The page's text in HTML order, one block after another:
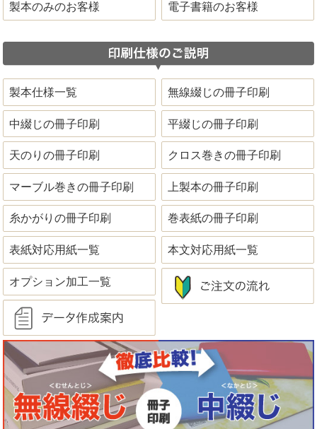
製本のみのお客様 電子書籍のお客様
製本仕様一覧 無線綴じの冊子印刷
中綴じの冊子印刷 平綴じの冊子印刷
天のりの冊子印刷 クロス巻きの冊子印刷
マーブル巻きの冊子印刷 上製本の冊子印刷
糸かがりの冊子印刷 巻表紙の冊子印刷
表紙対応用紙一覧 本文対応用紙一覧
オプション加工一覧